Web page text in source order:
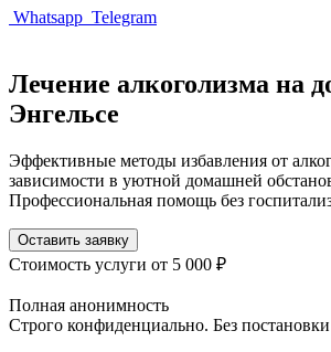
Whatsapp Telegram
Лечение алкоголизма на
Энгельсе
Эффективные методы избавления от
зависимости в уютной домашней
Профессиональная помощь без
Оставить заявку
Стоимость услуги от 5 000 ₽
Полная анонимность
Строго конфиденциально. Без